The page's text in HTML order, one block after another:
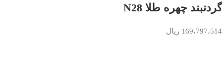
گردنبند چهره طلا N28
169،797،514 ریال